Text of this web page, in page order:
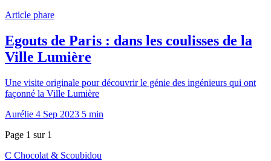
Article phare
Egouts de Paris : dans les coulisses de la
Ville Lumière
Une visite originale pour découvrir le génie des ingénieurs qui ont
façonné la Ville Lumière
Aurélie 4 Sep 2023 5 min
Page 1 sur 1
C Chocolat & Scoubidou